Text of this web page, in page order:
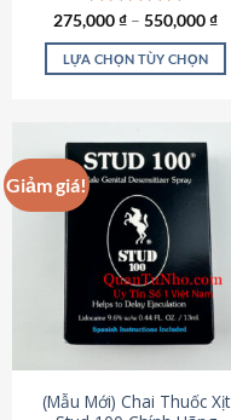
phẩm
Được xếp
hạng4.87
5 sao
275,000₫ – 550,000₫
LỰA CHỌN TÙY CHỌN
có
nhiều
biến
thể.
Các
tùy
chọn
được
chọn
Giảm giá!
(Mẫu Mới) Chai Thuốc Xịt